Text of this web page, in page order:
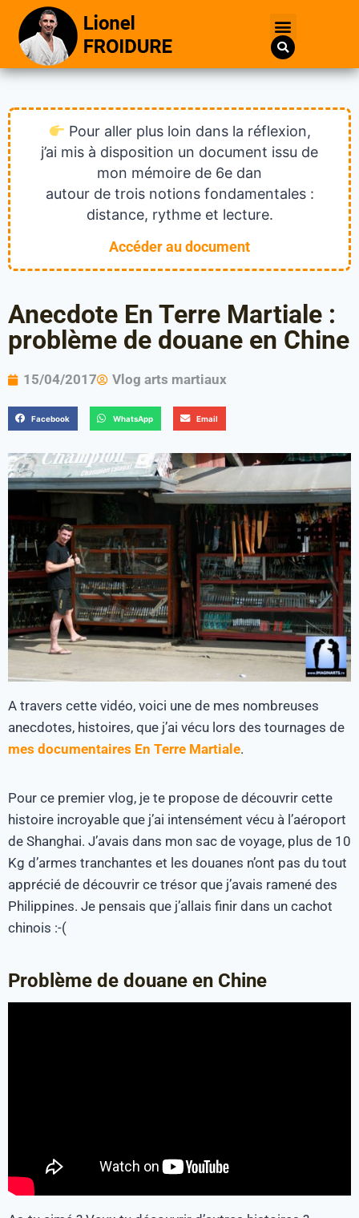
Pour aller plus loin dans la réflexion,
j’ai mis à disposition un document issu de
mon mémoire de 6e dan
autour de trois notions fondamentales :
distance, rythme et lecture.
Accéder au document
Anecdote En Terre Martiale :
problème de douane en Chine
15/04/2017 Vlog arts martiaux
Facebook WhatsApp Email
A travers cette vidéo, voici une de mes nombreuses
anecdotes, histoires, que j’ai vécu lors des tournages de
mes documentaires En Terre Martiale.
Pour ce premier vlog, je te propose de découvrir cette
histoire incroyable que j’ai intensément vécu à l’aéroport
de Shanghai. J’avais dans mon sac de voyage, plus de 10
Kg d’armes tranchantes et les douanes n’ont pas du tout
apprécié de découvrir ce trésor que j’avais ramené des
Philippines. Je pensais que j’allais finir dans un cachot
chinois :-(
Problème de douane en Chine